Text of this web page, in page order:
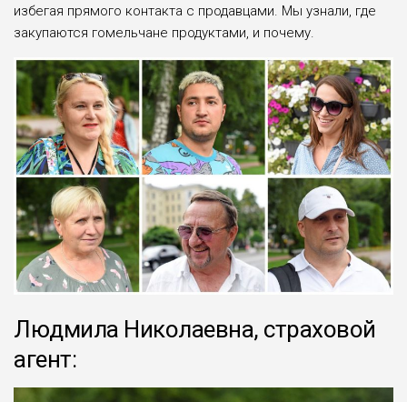
избегая прямого контакта с продавцами. Мы узнали, где
закупаются гомельчане продуктами, и почему.
Людмила Николаевна, страховой
агент: